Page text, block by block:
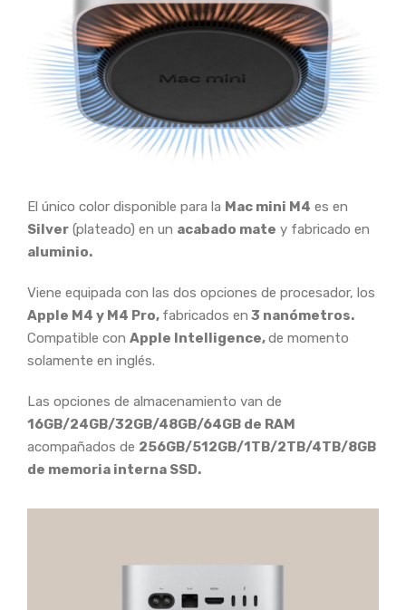
El único color disponible para la Mac mini M4 es en
Silver (plateado) en un acabado mate y fabricado en
aluminio.
Viene equipada con las dos opciones de procesador, los
Apple M4 y M4 Pro, fabricados en 3 nanómetros.
Compatible con Apple Intelligence,de momento
solamente en inglés.
Las opciones de almacenamiento van de
16GB/24GB/32GB/48GB/64GB de RAM
acompañados de 256GB/512GB/1TB/2TB/4TB/8GB
de memoria interna SSD.